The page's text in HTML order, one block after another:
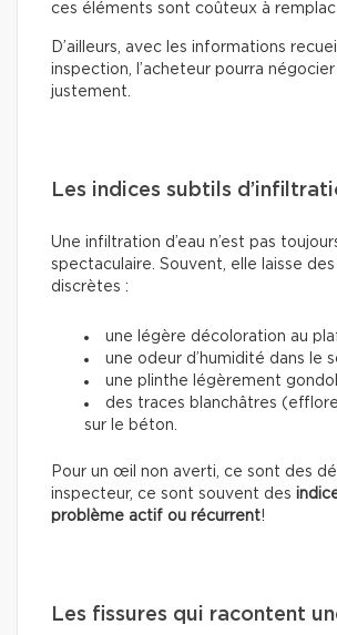
ces éléments sont coûteux à
D’ailleurs, avec les informations
inspection, l’acheteur pourra négocier
justement.
Les indices subtils
Une infiltration d’eau n’est pas
spectaculaire. Souvent, elle laisse
discrètes :
une légère décoloration au
une odeur d’humidité dans le
une plinthe légèrement
des traces blanchâtres
sur le béton.
Pour un œil non averti, ce sont des
inspecteur, ce sont souvent des
problème actif ou récurrent!
Les fissures qui racontent